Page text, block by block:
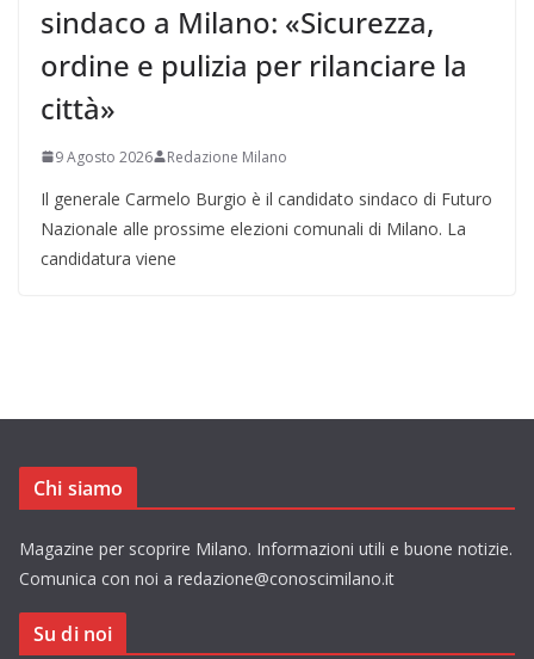
sindaco a Milano: «Sicurezza,
ordine e pulizia per rilanciare la
città»
9 Agosto 2026 Redazione Milano
Il generale Carmelo Burgio è il candidato sindaco di Futuro
Nazionale alle prossime elezioni comunali di Milano. La
candidatura viene
Chi siamo
Magazine per scoprire Milano. Informazioni utili e buone notizie.
Comunica con noi a redazione@conoscimilano.it
Su di noi